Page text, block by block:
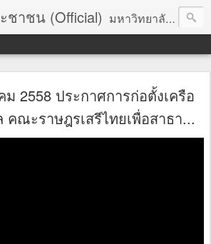
ชาชน (Official) มหาวิทยาลัยประชาชน เพื่อการปฏิวัติประชาชนโดยสันติ Truths :: Peace :: Revolution :: Universal Human Rights :: Democracy (TPRUD)
ม 2558 ประกาศการก่อตั้งเครือ
คณะราษฎรเสรีไทยเพื่อสาธา...